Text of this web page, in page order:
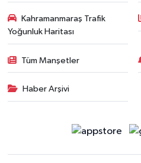
Kahramanmaraş Trafik
Yoğunluk Haritası
Tüm Manşetler
Haber Arşivi